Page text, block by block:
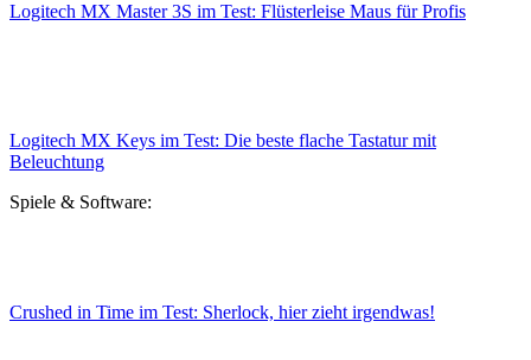
Logitech MX Master 3S im Test: Flüsterleise Maus für Profis
Logitech MX Keys im Test: Die beste flache Tastatur mit
Beleuchtung
Spiele & Software:
Crushed in Time im Test: Sherlock, hier zieht irgendwas!